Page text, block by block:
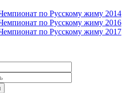
по Русскому жиму 2014
по Русскому жиму 2016
по Русскому жиму 2017